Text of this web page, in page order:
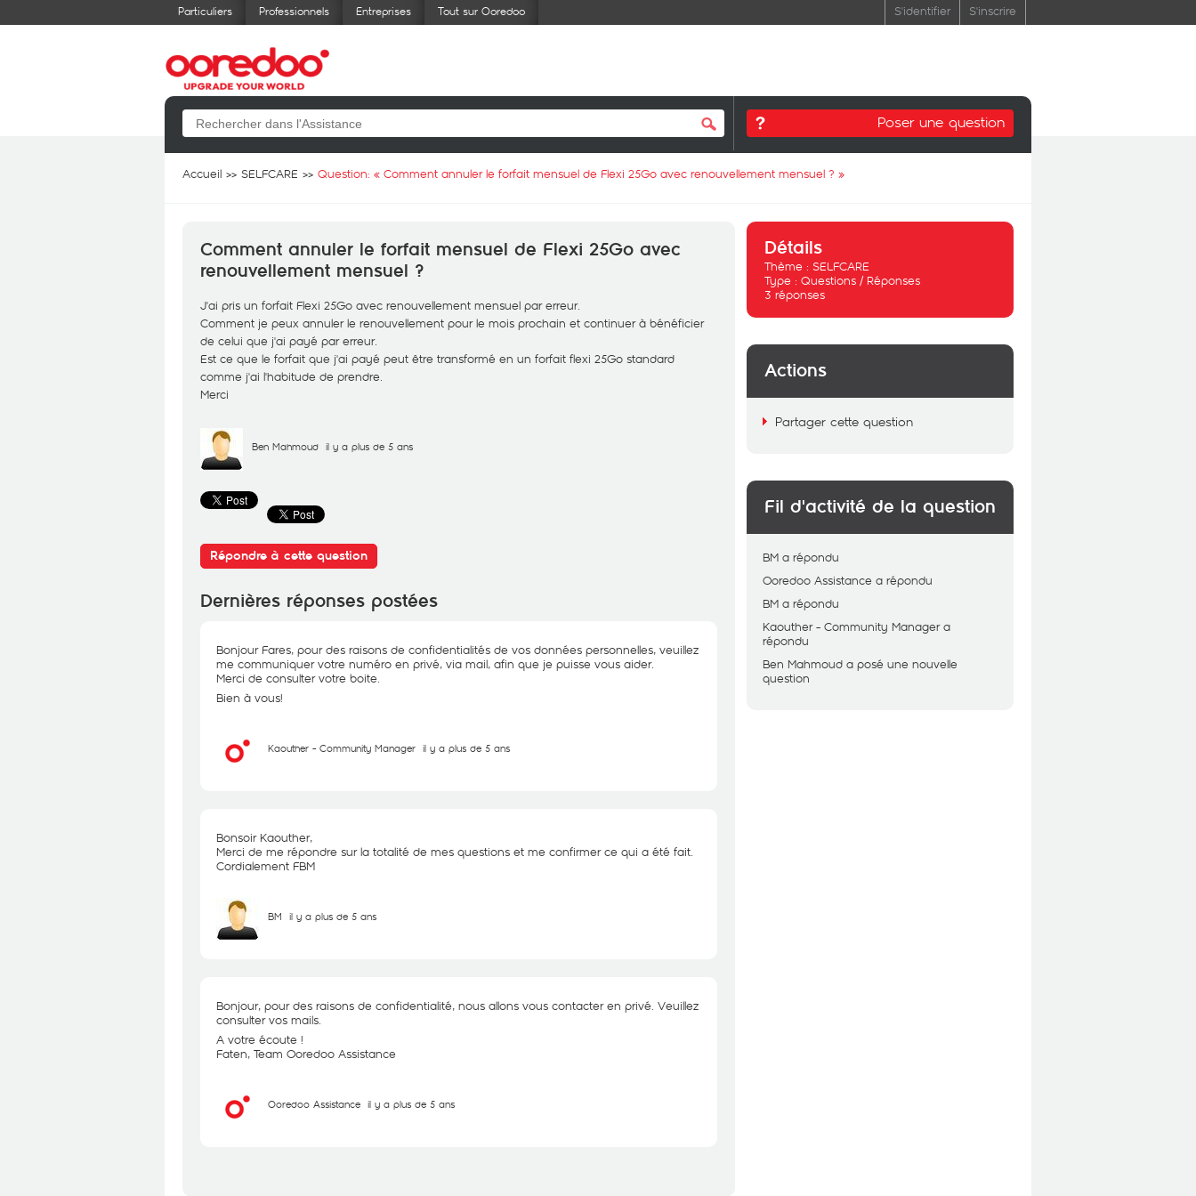
Particuliers Professionnels Entreprises Tout sur Ooredoo S'identifier S'inscrire
Poser une question
Accueil SELFCARE Question: « Comment annuler le forfait mensuel de Flexi 25Go avec renouvellement mensuel ? »
Comment annuler le forfait mensuel de Flexi 25Go avec
renouvellement mensuel ?
J'ai pris un forfait Flexi 25Go avec renouvellement mensuel par erreur.
Comment je peux annuler le renouvellement pour le mois prochain et continuer à bénéficier
de celui que j'ai payé par erreur.
Est ce que le forfait que j'ai payé peut être transformé en un forfait flexi 25Go standard
comme j'ai l'habitude de prendre.
Merci
Ben Mahmoud il y a plus de 5 ans
Répondre à cette question
Dernières réponses postées
Bonjour Fares, pour des raisons de confidentialités de vos données personnelles, veuillez
me communiquer votre numéro en privé, via mail, afin que je puisse vous aider.
Merci de consulter votre boite.
Bien à vous!
Kaouther - Community Manager il y a plus de 5 ans
Bonsoir Kaouther,
Merci de me répondre sur la totalité de mes questions et me confirmer ce qui a été fait.
Cordialement FBM
BM il y a plus de 5 ans
Bonjour, pour des raisons de confidentialité, nous allons vous contacter en privé. Veuillez
consulter vos mails.
A votre écoute !
Faten, Team Ooredoo Assistance
Ooredoo Assistance il y a plus de 5 ans
Détails
Thème : SELFCARE
Type : Questions / Réponses
3 réponses
Actions
Partager cette question
Fil d'activité de la question
BM a répondu
Ooredoo Assistance a répondu
BM a répondu
Kaouther - Community Manager a
répondu
Ben Mahmoud a posé une nouvelle
question